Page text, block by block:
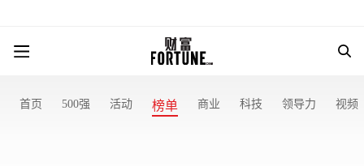
首页 500强 活动 榜单 商业 科技 领导力 视频